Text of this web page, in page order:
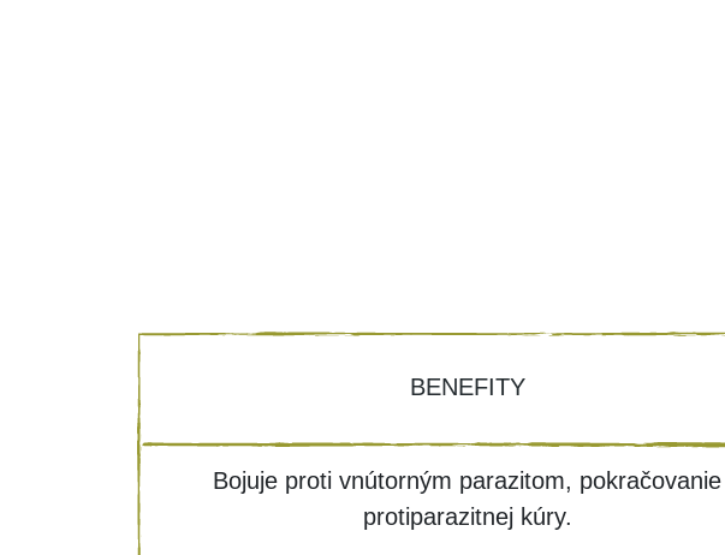
BENEFITY
Bojuje proti vnútorným parazitom, pokračovanie
protiparazitnej kúry.